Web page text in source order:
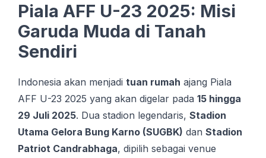
Piala AFF U-23 2025: Misi
Garuda Muda di Tanah
Sendiri
Indonesia akan menjadi tuan rumah ajang Piala
AFF U-23 2025 yang akan digelar pada 15 hingga
29 Juli 2025. Dua stadion legendaris, Stadion
Utama Gelora Bung Karno (SUGBK) dan Stadion
Patriot Candrabhaga, dipilih sebagai venue